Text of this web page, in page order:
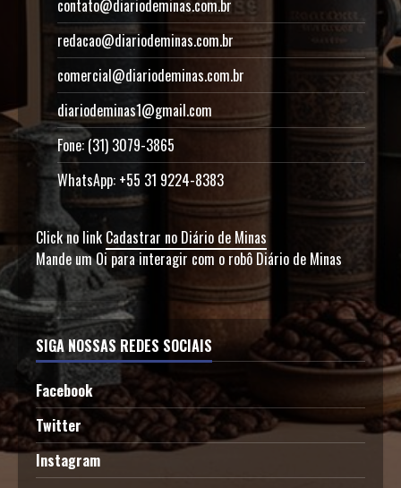
contato@diariodeminas.com.br
redacao@diariodeminas.com.br
comercial@diariodeminas.com.br
diariodeminas1@gmail.com
Fone: (31) 3079-3865
WhatsApp: +55 31 9224-8383
Click no link Cadastrar no Diário de Minas
Mande um Oi para interagir com o robô Diário de Minas
SIGA NOSSAS REDES SOCIAIS
Facebook
Twitter
Instagram